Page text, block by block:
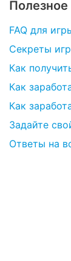
Полезное
FAQ для
Секреты
Как
Как
Как
Задайте
Ответы на